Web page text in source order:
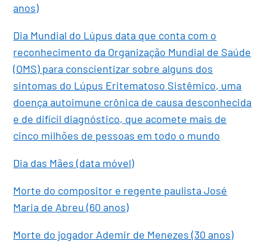
anos)
Dia Mundial do Lúpus data que conta com o
reconhecimento da Organização Mundial de Saúde
(OMS) para conscientizar sobre alguns dos
sintomas do Lúpus Eritematoso Sistêmico, uma
doença autoimune crônica de causa desconhecida
e de difícil diagnóstico, que acomete mais de
cinco milhões de pessoas em todo o mundo
Dia das Mães (data móvel)
Morte do compositor e regente paulista José
Maria de Abreu (60 anos)
Morte do jogador Ademir de Menezes (30 anos)